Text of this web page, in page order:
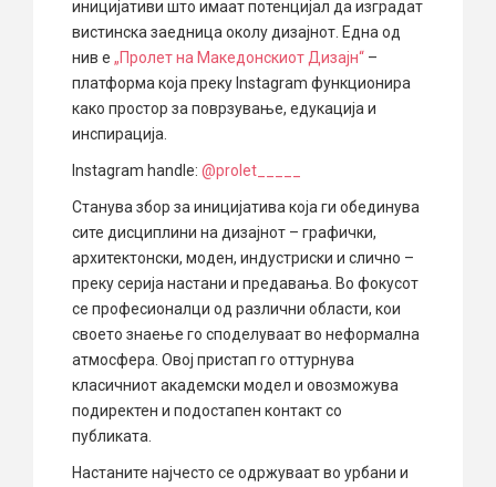
иницијативи што имаат потенцијал да изградат
вистинска заедница околу дизајнот. Една од
нив е „Пролет на Македонскиот Дизајн“ –
платформа која преку Instagram функционира
како простор за поврзување, едукација и
инспирација.
Instagram handle: @prolet_____
Станува збор за иницијатива која ги обединува
сите дисциплини на дизајнот – графички,
архитектонски, моден, индустриски и слично –
преку серија настани и предавања. Во фокусот
се професионалци од различни области, кои
своето знаење го споделуваат во неформална
атмосфера. Овој пристап го оттурнува
класичниот академски модел и овозможува
подиректен и подостапен контакт со
публиката.
Настаните најчесто се одржуваат во урбани и